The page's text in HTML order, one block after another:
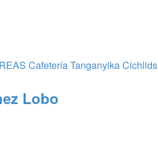
Cafetería Tanganyika Cichlids
Lobo